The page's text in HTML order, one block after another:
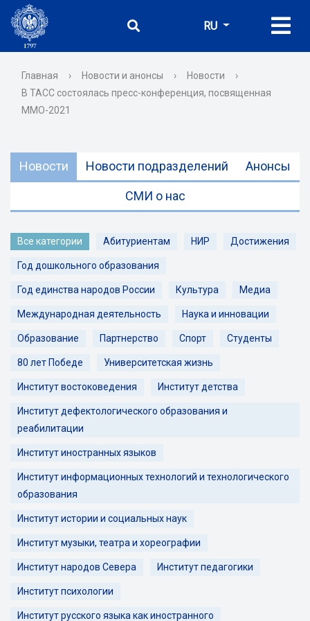
RU
Главная › Новости и анонсы › Новости
›
В ТАСС состоялась пресс-конференция, посвященная
ММО-2021
Новости Новости подразделений Анонсы
СМИ о нас
Все категории Абитуриентам НИР Достижения
Год дошкольного образования
Год единства народов России Культура Медиа
Международная деятельность Наука и инновации
Образование Партнерство Спорт Студенты
80 лет Победе Университетская жизнь
Институт востоковедения Институт детства
Институт дефектологического образования и
реабилитации
Институт иностранных языков
Институт информационных технологий и технологического
образования
Институт истории и социальных наук
Институт музыки, театра и хореографии
Институт народов Севера Институт педагогики
Институт психологии
Институт русского языка как иностранного